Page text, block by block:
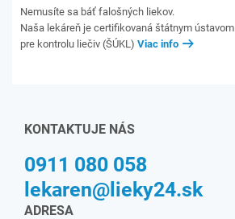
Nemusíte sa báť falošných liekov.
Naša lekáreň je certifikovaná štátnym ústavom
pre kontrolu liečiv (ŠÚKL) Viac info
KONTAKTUJE NÁS
0911 080 058
lekaren@lieky24.sk
ADRESA